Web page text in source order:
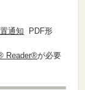
通知 PDF形
Reader®が必要